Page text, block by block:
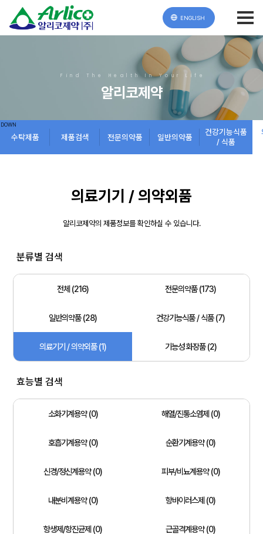
ENGLISH
Find The Health In Your Life
알리코제약
수탁제품 제품검색 전문의약품 일반의약품
건강기능식품
/ 식품
의료기기 / 의약외품
알리코제약의 제품정보를 확인하실 수 있습니다.
분류별 검색
전체 (216) 전문의약품 (173)
일반의약품 (28) 건강기능식품 / 식품 (7)
의료기기 / 의약외품 (1) 기능성 화장품 (2)
효능별 검색
소화기계용약 (0) 해열/진통소염제 (0)
호흡기계용약 (0) 순환기계용약 (0)
신경/정신계용약 (0) 피부/비뇨계용약 (0)
내분비계용약 (0) 항바이러스제 (0)
항생제/항진균제 (0) 근골격계용약 (0)